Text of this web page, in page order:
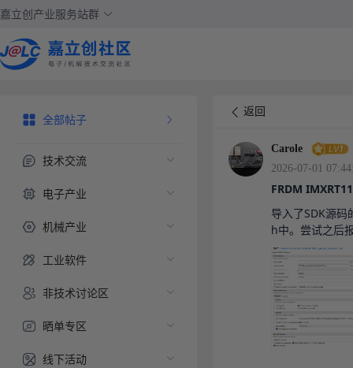
嘉立创产业服务站群
全部帖子
技术交流
电子产业
机械产业
工业软件
非技术讨论区
晒单专区
线下活动
返回
Carole
2026-07-01
FRDM
导入了SDK源
h中。尝试之后